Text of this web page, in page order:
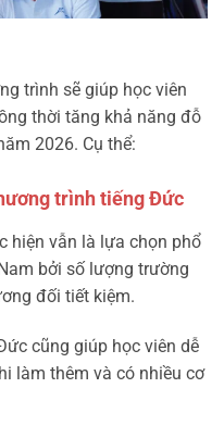
trình sẽ giúp học viên
thời tăng khả năng đỗ
2026. Cụ thể:
trình tiếng Đức
hiện vẫn là lựa chọn phổ
bởi số lượng trường
đối tiết kiệm.
cũng giúp học viên dễ
làm thêm và có nhiều cơ